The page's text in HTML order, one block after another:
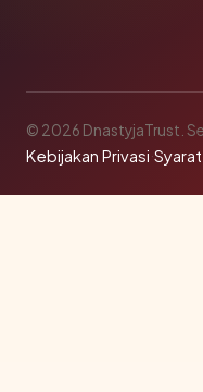
© 2026 DnastyjaTrust.
Kebijakan Privasi·